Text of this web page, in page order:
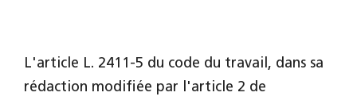
L'article L. 2411-5 du code du travail, dans sa
rédaction modifiée par l'article 2 de